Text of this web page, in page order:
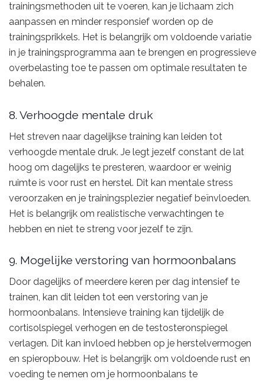
trainingsmethoden uit te voeren, kan je lichaam zich
aanpassen en minder responsief worden op de
trainingsprikkels. Het is belangrijk om voldoende variatie
in je trainingsprogramma aan te brengen en progressieve
overbelasting toe te passen om optimale resultaten te
behalen.
8. Verhoogde mentale druk
Het streven naar dagelijkse training kan leiden tot
verhoogde mentale druk. Je legt jezelf constant de lat
hoog om dagelijks te presteren, waardoor er weinig
ruimte is voor rust en herstel. Dit kan mentale stress
veroorzaken en je trainingsplezier negatief beïnvloeden.
Het is belangrijk om realistische verwachtingen te
hebben en niet te streng voor jezelf te zijn.
9. Mogelijke verstoring van hormoonbalans
Door dagelijks of meerdere keren per dag intensief te
trainen, kan dit leiden tot een verstoring van je
hormoonbalans. Intensieve training kan tijdelijk de
cortisolspiegel verhogen en de testosteronspiegel
verlagen. Dit kan invloed hebben op je herstelvermogen
en spieropbouw. Het is belangrijk om voldoende rust en
voeding te nemen om je hormoonbalans te